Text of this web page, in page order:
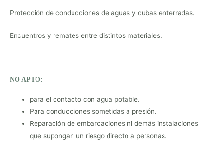
Protección de conducciones de aguas y cubas enterradas.
Encuentros y remates entre distintos materiales.
NO APTO:
para el contacto con agua potable.
Para conducciones sometidas a presión.
Reparación de embarcaciones ni demás instalaciones
que supongan un riesgo directo a personas.